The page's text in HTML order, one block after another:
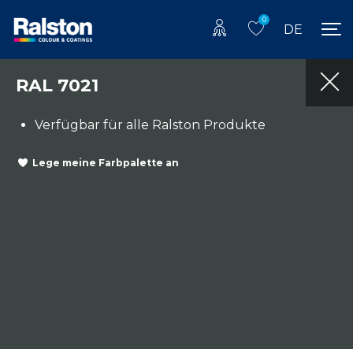
0
DE
RAL 7021
Verfügbar für alle Ralston Produkte
Lege meine Farbpalette an